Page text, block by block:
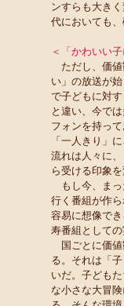
ンすらも大き
代においても、
＜「かわいい
ただし、価値
い」の放送が
で子どもに対
と違い、今で
フォンを持っ
「一人きり」
流れは人々に
ら受ける印象
もし今、まっ
行く番組が作
容易に想像で
寿番組として
国ごとに価値
る。それは「
いだ。子ども
な小さな大冒